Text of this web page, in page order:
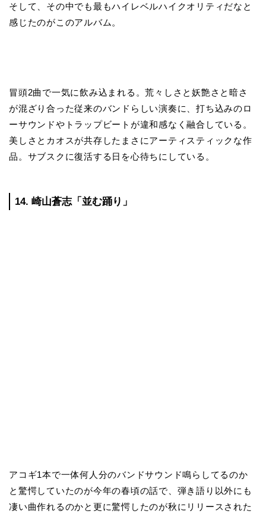
そして、その中でも最もハイレベルハイクオリティだなと
感じたのがこのアルバム。
冒頭2曲で一気に飲み込まれる。荒々しさと妖艶さと暗さ
が混ざり合った従来のバンドらしい演奏に、打ち込みのロ
ーサウンドやトラップビートが違和感なく融合している。
美しさとカオスが共存したまさにアーティスティックな作
品。サブスクに復活する日を心待ちにしている。
14. 崎山蒼志「並む踊り」
アコギ1本で一体何人分のバンドサウンド鳴らしてるのか
と驚愕していたのが今年の春頃の話で、弾き語り以外にも
凄い曲作れるのかと更に驚愕したのが秋にリリースされた